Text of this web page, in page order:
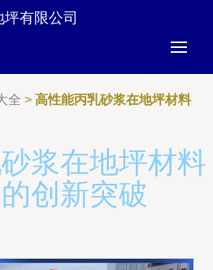
有限公司
全 > 高性能丙乳砂浆在地坪材料
浆在地坪材料
创新突破